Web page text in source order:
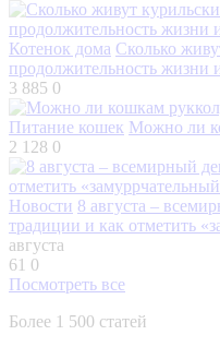
Котенок дома Сколько
продолжительность жизни
3 885 0
Питание кошек Можно ли
2 128 0
Новости 8 августа –
традиции и как отметить
августа
61 0
Посмотреть все
Более 1 500 статей